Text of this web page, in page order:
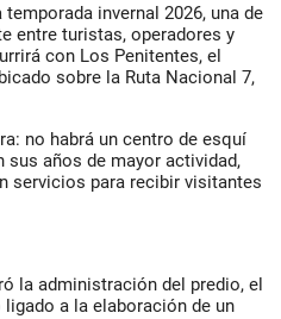
invernal 2026, una de
entre turistas, operadores y
con Los Penitentes, el
sobre la Ruta Nacional 7,
no habrá un centro de esquí
años de mayor actividad,
servicios para recibir visitantes
la administración del predio, el
a la elaboración de un